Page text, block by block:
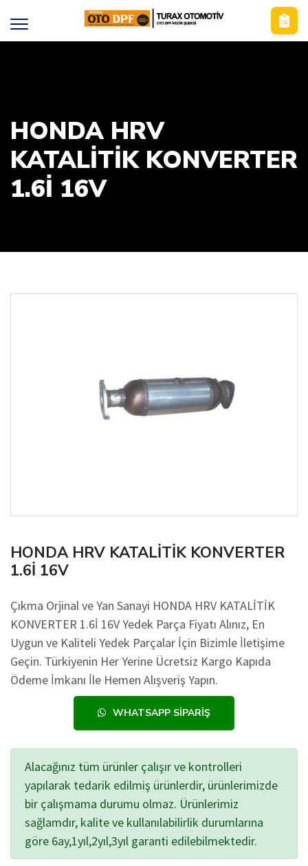
HONDA HRV
KATALİTİK KONVERTER
1.6İ 16V
HONDA HRV KATALİTİK KONVERTER
1.6İ 16V
Çıkma Orjinal ve Yan Sanayi HONDA HRV KATALİTİK
KONVERTER 1.6İ 16V Yedek Parça Fiyatı Alınız, En
Uygun ve Kaliteli Yedek Parçalar İçin Bizimle İletişime
Geçin. Türkiyenin Her Yerine Ücretsiz Kargo Kapıda
Ödeme İmkanı İle Hemen Alışveriş Yapın.
WHATSAPP SIPARIŞ
Alacağınız tüm ürünler çalışır ve kontrolleri
yapılarak tedarik edilmiş ürünlerdir, ürünlerimizde
bir çalışmama durumu olmaz. Ürünlerimiz
sağlamdır, kalite ve kullanılabilirlik durumlarına
göre 6ay,1yıl,2yıl,3yıl garanti edilebilmektedir.